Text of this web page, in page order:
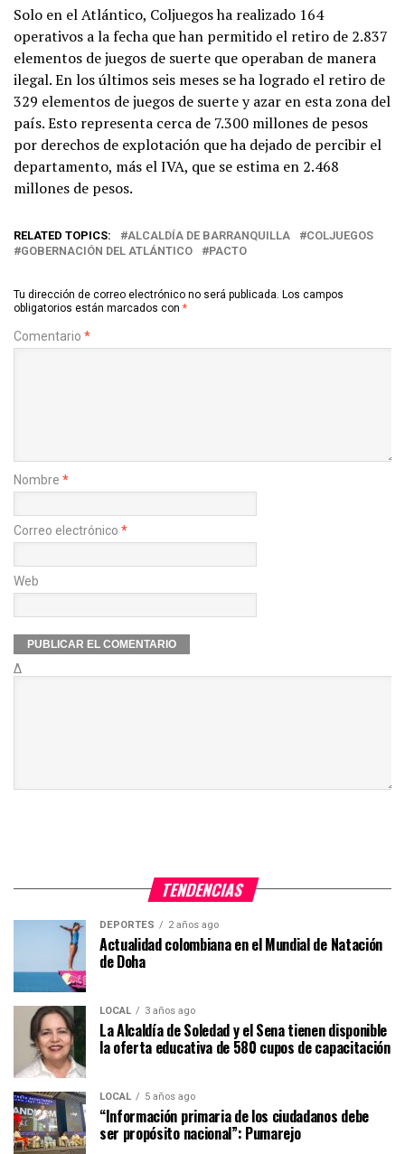
Solo en el Atlántico, Coljuegos ha realizado 164
operativos a la fecha que han permitido el retiro de 2.837
elementos de juegos de suerte que operaban de manera
ilegal. En los últimos seis meses se ha logrado el retiro de
329 elementos de juegos de suerte y azar en esta zona del
país. Esto representa cerca de 7.300 millones de pesos
por derechos de explotación que ha dejado de percibir el
departamento, más el IVA, que se estima en 2.468
millones de pesos.
RELATED TOPICS: ALCALDÍA DE BARRANQUILLA
COLJUEGOS
GOBERNACIÓN DEL ATLÁNTICO
PACTO
Tu dirección de correo electrónico no será publicada. Los campos
obligatorios están marcados con *
Comentario *
Nombre *
Correo electrónico *
Web
Δ
TENDENCIAS
DEPORTES 2 años ago
Actualidad colombiana en el Mundial de Natación
de Doha
LOCAL 3 años ago
La Alcaldía de Soledad y el Sena tienen disponible
la oferta educativa de 580 cupos de capacitación
LOCAL 5 años ago
“Información primaria de los ciudadanos debe
ser propósito nacional”: Pumarejo